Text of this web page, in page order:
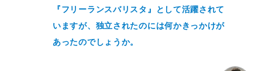
『フリーランスバリスタ』として活躍されて
いますが、独立されたのには何かきっかけが
あったのでしょうか。